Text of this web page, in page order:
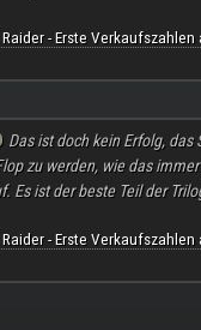
- Erste
Das ist doch kein Erfolg, das
zu werden, wie das
Es ist der beste Teil der
- Erste